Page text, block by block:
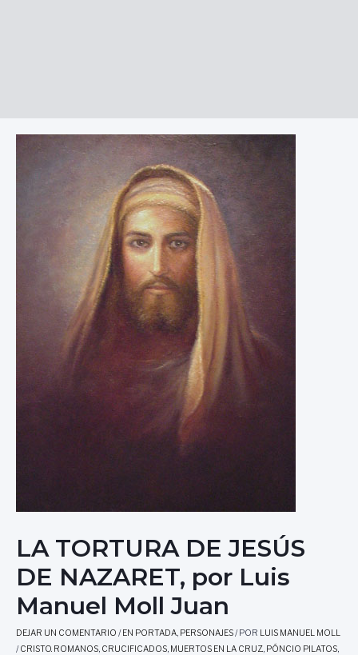
LA TORTURA DE JESÚS
DE NAZARET, por Luis
Manuel Moll Juan
DEJAR UN COMENTARIO /EN PORTADA PERSONAJES/ POR LUIS MANUEL MOLL
/CRISTO. ROMANOS CRUCIFICADOS MUERTOS EN LA CRUZ. PÓNCIO PILATOS